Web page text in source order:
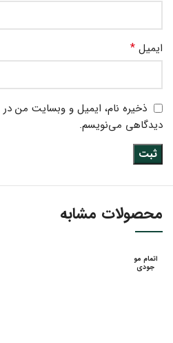
ایمیل *
ذخیره نام، ایمیل و وبسایت من در
دیدگاهی می‌نویسم.
محصولات مشابه
اتمام مو
جودی